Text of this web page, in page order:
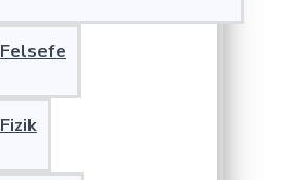
Felsefe
Fizik